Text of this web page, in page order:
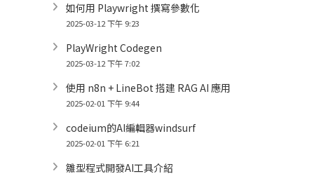
如何用 Playwright 撰寫參數化
2025-03-12 下午 9:23
PlayWright Codegen
2025-03-12 下午 7:02
使用 n8n + LineBot 搭建 RAG AI 應用
2025-02-01 下午 9:44
codeium的AI編輯器windsurf
2025-02-01 下午 6:21
雛型程式開發AI工具介紹